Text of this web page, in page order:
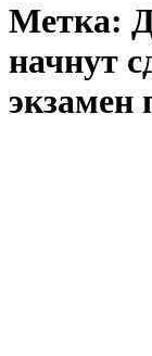
Метка:
начнут
экзамен